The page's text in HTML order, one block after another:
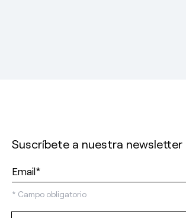
Suscríbete a nuestra newsletter
* Campo obligatorio